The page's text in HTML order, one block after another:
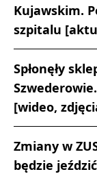
Kujawskim.
szpitalu
Spłonęły
[wideo,
Zmiany w
będzie